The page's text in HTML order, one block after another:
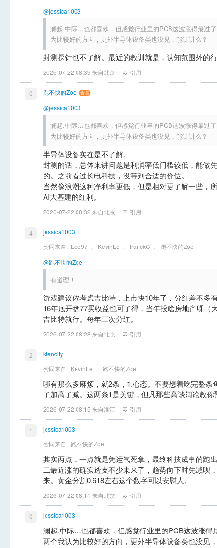
@jessica1003
澜起.中际…也都喜欢，但感觉行业里的PCB这波涨得最过
为比较好的方向，更外半导体设备类也没见，能讲讲么？
封测探针也不了解。最近的教训就是，认知范围外的
2026-07-22 08:39 来自北京 引用
0
跑不快的Zoe
@jessica1003
澜起.中际…也都喜欢，但感觉行业里的PCB这波涨得最过
为比较好的方向，更外半导体设备类也没见，能讲讲么？
半导体设备实在是不了解。
封测的话，总体来讲问题是利润率低门槛较低，能做
的。之前看过长电科技，没等到合适的价位。
当然像浪潮这种净利率更低，但是相对更了解一些，
AI大基建的红利。
2026-07-22 08:32 来自北京 引用
4
jessica1003
赞同来自: Lee97 KevinLe franckC
跑不快的Zoe
@跑不快的Zoe
有道理！
游戏建议侬考虑吉比特，上市快10年了，分红差不多
16年底开盘77买收益也可了得，当年投啥房地产呀（
吉比特就行。每年三次分红。
2026-07-22 08:28 来自北京 引用
2
kiencity
赞同来自: KevinLe 跑不快的Zoe
哪有那么多麻烦，就2条，1.心态。不要想着吃完整条
了加高了减。这两条1是关键，但凡那些高谈阔论教
2026-07-22 08:15 来自浙江 引用
1
jessica1003
赞同来自: 跑不快的Zoe
其实两点，一点就是凭运气死拿，最终科技成事的跑
二最近涨的确实透支不少未来了，趋势向下时先减呗
来。黄金分割0.618左右这个数字可以安慰人。
2026-07-22 08:11 来自北京 引用
0 jessica1003
澜起.中际…也都喜欢，但感觉行业里的PCB这波涨得
两个我认为比较好的方向，更外半导体设备类也没见